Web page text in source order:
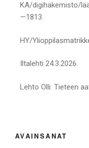
KA/digihakemisto/
—1813.
HY/
Iltalehti 24.3.2026.
Lehto Olli: Tieteen
AVAINSANAT